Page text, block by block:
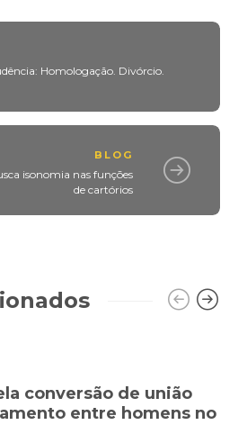
Homologação. Divórcio.
BLOG
isonomia nas funções
de cartórios
conversão de união
entre homens no